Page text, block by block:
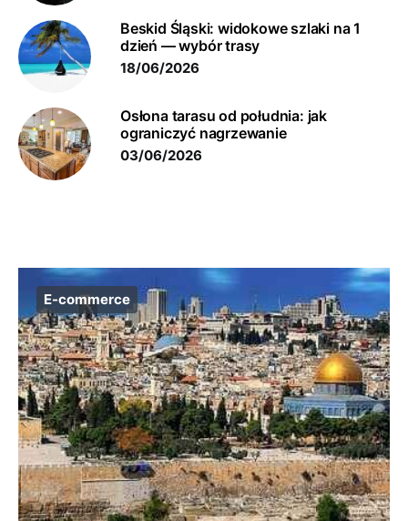
Beskid Śląski: widokowe szlaki na 1
dzień — wybór trasy
18/06/2026
Osłona tarasu od południa: jak
ograniczyć nagrzewanie
03/06/2026
E-commerce